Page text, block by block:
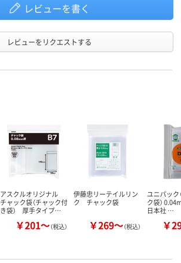
レビューを書く
レビューをリクエストする
アスクルオリジナル
チャック袋（チャック付
き袋） 厚手タイプ…
￥201～（税込）
伊藤忠リーテイルリン
ク チャック袋
￥269～（税込）
ユニパック
ク袋）
日本社 …
￥